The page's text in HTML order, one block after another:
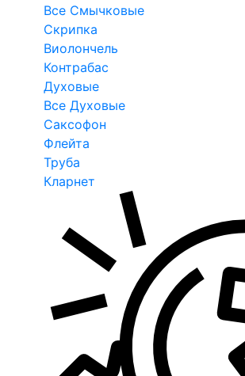
Все Смычковые
Скрипка
Виолончель
Контрабас
Духовые
Все Духовые
Саксофон
Флейта
Труба
Кларнет